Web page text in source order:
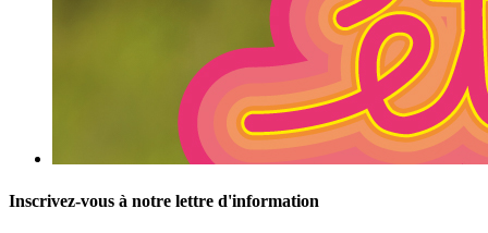
Inscrivez-vous à notre lettre d'information